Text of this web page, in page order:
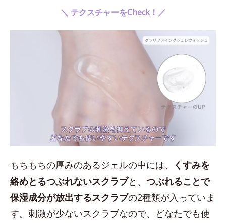
＼ テクスチャーをCheck！／
もちもちの厚みのあるジェルの中には、
くすみを
絡めとるつぶれないスクラブと、 つぶれることで
保湿成分が放出するスクラブの2種類が入っていま
す。刺激が少ないスクラブなので、どなたでも使